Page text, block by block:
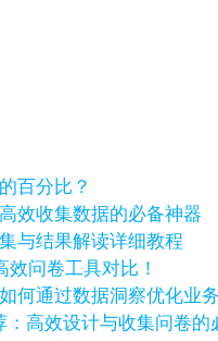
百分比？
效收集数据的必备神器
与结果解读详细教程
问卷工具对比！
何通过数据洞察优化业
高效设计与收集问卷的